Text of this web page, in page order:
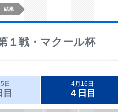
結果
１戦・マクール杯
日
目
4月16日
４日目